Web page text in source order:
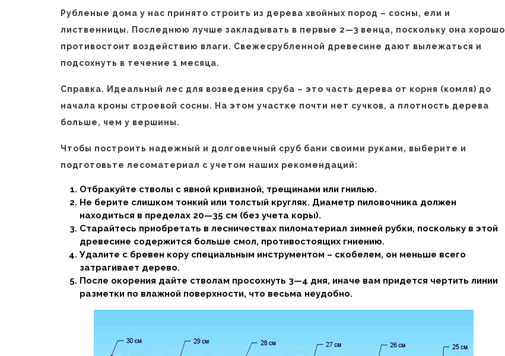
Рубленые дома у нас принято строить из дерева хвойных пород – сосны, ели и
лиственницы. Последнюю лучше закладывать в первые 2—3 венца, поскольку она хорошо
противостоит воздействию влаги. Свежесрубленной древесине дают вылежаться и
подсохнуть в течение 1 месяца.
Справка. Идеальный лес для возведения сруба – это часть дерева от корня (комля) до
начала кроны строевой сосны. На этом участке почти нет сучков, а плотность дерева
больше, чем у вершины.
Чтобы построить надежный и долговечный сруб бани своими руками, выберите и
подготовьте лесоматериал с учетом наших рекомендаций:
Отбракуйте стволы с явной кривизной, трещинами или гнилью.
Не берите слишком тонкий или толстый кругляк. Диаметр пиловочника должен
находиться в пределах 20—35 см (без учета коры).
Старайтесь приобретать в лесничествах пиломатериал зимней рубки, поскольку в этой
древесине содержится больше смол, противостоящих гниению.
Удалите с бревен кору специальным инструментом – скобелем, он меньше всего
затрагивает дерево.
После окорения дайте стволам просохнуть 3—4 дня, иначе вам придется чертить линии
разметки по влажной поверхности, что весьма неудобно.